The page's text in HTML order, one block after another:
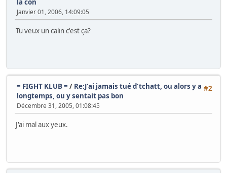
la con
Janvier 01, 2006, 14:09:05
Tu veux un calin c'est ça?
#2
= FIGHT KLUB = / Re:J'ai jamais tué d'tchatt, ou alors y a
longtemps, ou y sentait pas bon
Décembre 31, 2005, 01:08:45
J'ai mal aux yeux.